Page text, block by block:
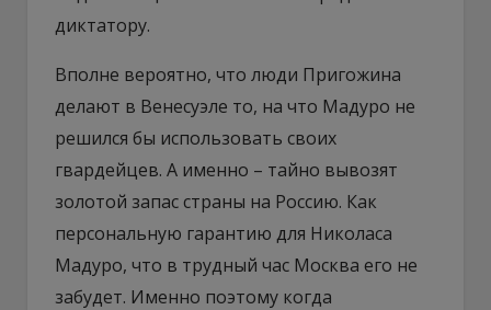
диктатору.
Вполне вероятно, что люди Пригожина
делают в Венесуэле то, на что Мадуро не
решился бы использовать своих
гвардейцев. А именно – тайно вывозят
золотой запас страны на Россию. Как
персональную гарантию для Николаса
Мадуро, что в трудный час Москва его не
забудет. Именно поэтому когда